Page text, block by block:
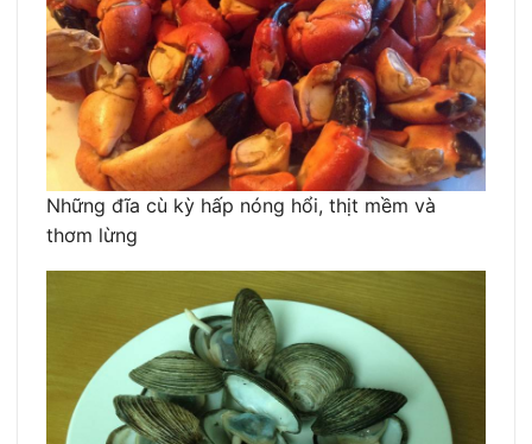
Những đĩa cù kỳ hấp nóng hổi, thịt mềm và
thơm lừng